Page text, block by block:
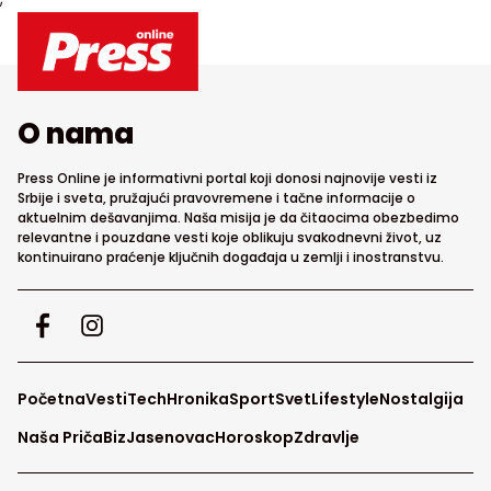
O nama
Press Online je informativni portal koji donosi najnovije vesti iz
Srbije i sveta, pružajući pravovremene i tačne informacije o
aktuelnim dešavanjima. Naša misija je da čitaocima obezbedimo
relevantne i pouzdane vesti koje oblikuju svakodnevni život, uz
kontinuirano praćenje ključnih događaja u zemlji i inostranstvu.
PočetnaVestiTechHronikaSportSvetLifestyleNostalgija
Naša PričaBizJasenovacHoroskopZdravlje